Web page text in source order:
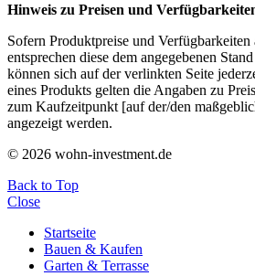
Hinweis zu Preisen und
Sofern Produktpreise und Verfügbarkeiten
entsprechen diese dem angegebenen
können sich auf der verlinkten Seite
eines Produkts gelten die Angaben zu
zum Kaufzeitpunkt [auf der/den
angezeigt werden.
© 2026 wohn-investment.de
Back to Top
Close
Startseite
Bauen & Kaufen
Garten & Terrasse